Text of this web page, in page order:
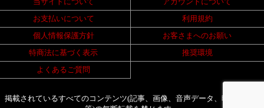
お支払いについて
利用規約
個人情報保護方針
お客さまへのお願い
特商法に基づく表示
推奨環境
よくあるご質問
掲載されているすべてのコンテンツ(記事、画像、音声データ、映像データ